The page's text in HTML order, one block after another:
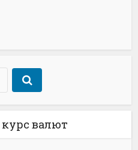
валют